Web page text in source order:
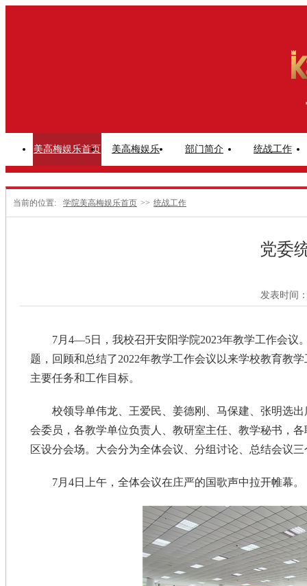
美高梅娱乐首页 美高梅娱乐 部门简介 统战工作
当前的位置: 学院美高梅娱乐首页 >> 统战工作
党委
发表时间
7月4—5日，我校召开安阳学院2023年教学工作会议
题，回顾和总结了2022年教学工作会议以来学校教育教
主要任务和工作目标。
校领导单伟龙、王爱民、姜德刚、马保建、张明选
会委员，各教学单位负责人、教研室主任、教学秘书，
区设分会场。大会分为全体会议、分组讨论、总结会议
7月4日上午，全体会议在庄严的国歌声中拉开帷幕。